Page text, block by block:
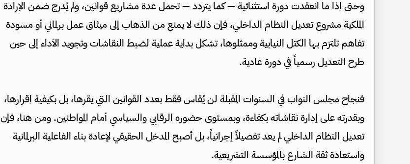
وحتى إذا ما انعقدت دورة استثنائية — كما يتردد — تحمل عدة مشاريع قوانين، ولم يُدرج ضمن الإرادة
الملكية مشروع تعديل النظام الداخلي، فإن ذلك لا يمنع من الذهاب إلى ميثاق عمل برلماني أو مسودة
تفاهم تلتزم بها الكتل النيابية وممثلوها، تشكل بداية عملية لضبط النقاشات وتجويد الأداء إلى حين
طرح التعديل رسمياً في دورة عادية.
فنجاح مجلس النواب في السنوات المقبلة لن يُقاس فقط بعدد القوانين التي يقرها، بل بكيفية إقرارها،
وبقدرته على إدارة نقاشاته بكفاءة، وبمستوى حضوره الرقابي والسياسي أمام المواطنين. ومن هنا، فإن
تعديل النظام الداخلي لم يعد تفصيلاً إجرائياً، بل أصبح المدخل الحقيقي لإعادة بناء الفاعلية البرلمانية
واستعادة ثقة الشارع بالمؤسسة التشريعية.